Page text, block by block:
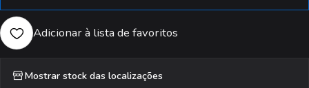
Adicionar à lista de favoritos
Mostrar stock das localizações